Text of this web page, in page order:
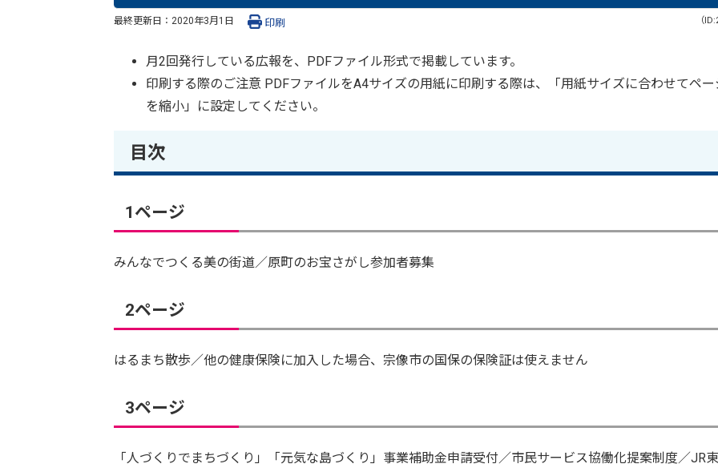
最終更新日： 2020年3月1日 （
印刷
月2回発行している広報を、PDFファイル形式で掲載しています。
印刷する際のご注意 PDFファイルをA4サイズの用紙に印刷する際は、「用紙サイズに合わせてペー
を縮小」に設定してください。
目次
1ページ
みんなでつくる美の街道／原町のお宝さがし参加者募集
2ページ
はるまち散歩／他の健康保険に加入した場合、宗像市の国保の保険証は使えません
3ページ
「人づくりでまちづくり」「元気な島づくり」事業補助金申請受付／市民サービス協働化提案制度／JR